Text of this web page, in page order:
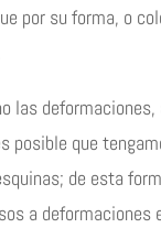
por su forma, o
las
posible que
de esta
a deformaciones